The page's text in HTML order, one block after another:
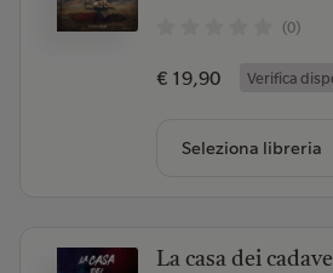
(0)
€ 19,90 Verifica
Seleziona libreria
La casa dei